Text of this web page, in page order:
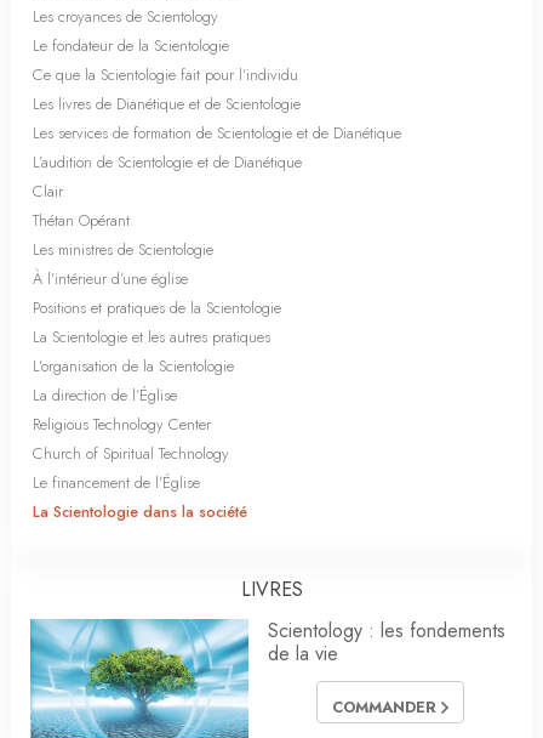
Les croyances de Scientology
Le fondateur de la Scientologie
Ce que la Scientologie fait pour l’individu
Les livres de Dianétique et de Scientologie
Les services de formation de Scientologie et de Dianétique
L’audition de Scientologie et de Dianétique
Clair
Thétan Opérant
Les ministres de Scientologie
À l’intérieur d’une église
Positions et pratiques de la Scientologie
La Scientologie et les autres pratiques
L’organisation de la Scientologie
La direction de l’Église
Religious Technology Center
Church of Spiritual Technology
Le financement de l’Église
La Scientologie dans la société
LIVRES
Scientology : les fondements
de la vie
COMMANDER